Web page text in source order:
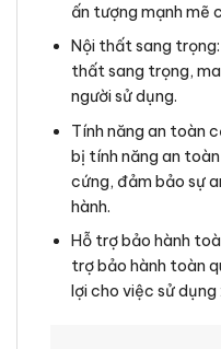
ấn tượng mạnh mẽ
Nội thất sang
thất sang trọng,
người sử dụng.
Tính năng an toàn
bị tính năng an
cứng, đảm bảo sự
hành.
Hỗ trợ bảo hành
trợ bảo hành toàn
lợi cho việc sử dụng